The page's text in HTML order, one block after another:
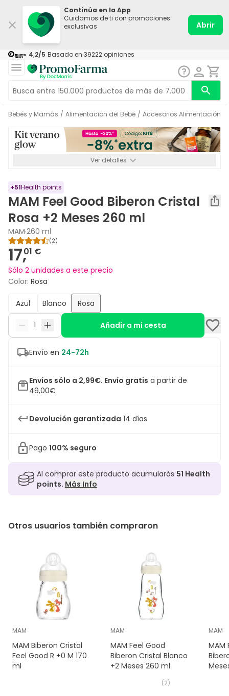
Continúa en la App
Cuidamos de ti con promociones
exclusivas
Abrir
4,2/5 Basado en 39222 opiniones
Bebés y Mamás / Alimentación del Bebé / Accesorios Alimentación
Ver detalles
+51Health points
MAM Feel Good Biberon Cristal
Rosa +2 Meses 260 ml
MAM·260 ml
(2)
17,01 €
Sólo 2 unidades a este precio
Color: Rosa
Azul Blanco Rosa
Añadir a mi cesta
Envío en 24-72h
Envíos sólo a 2,99€. Envío gratis a partir de
49,00€
Devolución garantizada 14 días
Pago 100% seguro
Al comprar este producto acumularás 51 Health
points. Más Info
Otros usuarios también compraron
MAM
MAM Biberon Cristal
Feel Good R +0 M 170
ml
MAM
MAM Feel Good
Biberon Cristal Blanco
+2 Meses 260 ml
(2)
MAM
MAM